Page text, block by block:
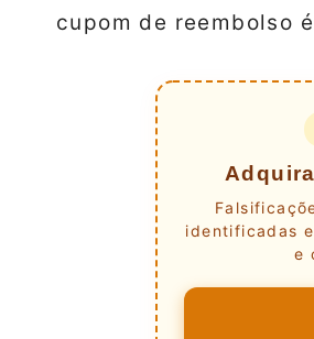
cupom de reembolso
identificadas
e